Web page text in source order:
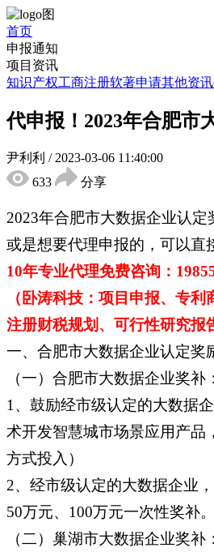
首页
申报通知
项目资讯
知识产权工商注册软著申请其他资讯
代申报！2023年合肥市
尹利利 / 2023-03-06 11:40:00
633
分享
2023年合肥市大数据企业认
或是想要代理申报的，可以直
10年专业代理免费咨询：
（卧涛科技：项目申报、专
注册财税规划、可行性研究报
一、合肥市大数据企业认定奖
（一）合肥市大数据企业奖补：
1、鼓励经市级认定的大数据
术开发智慧城市场景应用产品
方式投入）
2、经市级认定的大数据企业
50万元、100万元一次性奖补。
（二）巢湖市大数据企业奖补：